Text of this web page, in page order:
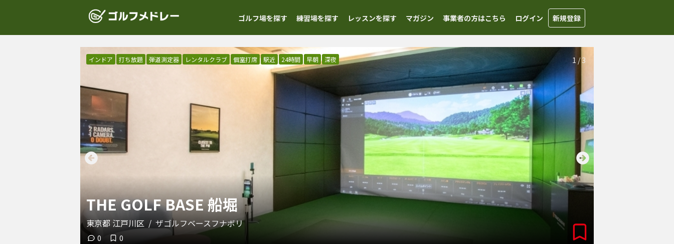
ゴルフ場を探す 練習場を探す レッスンを探す マガジン 事業者の方はこちら ログイン 新規登録
1 /3
インドア 打ち放題 弾道測定器 レンタルクラブ 個室打席 駅近 24時間 早朝 深夜
THE GOLF BASE 船堀
東京都江戸川区 / ザゴルフベースフナボリ
0 0